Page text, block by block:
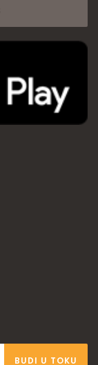
BUDI U TOKU